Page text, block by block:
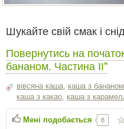
Шукайте свій смак і
Повернутись на
бананом. Частина ІІ"
вівсяна каша каша з бананом
каша з какао каша з
Мені подобається 8